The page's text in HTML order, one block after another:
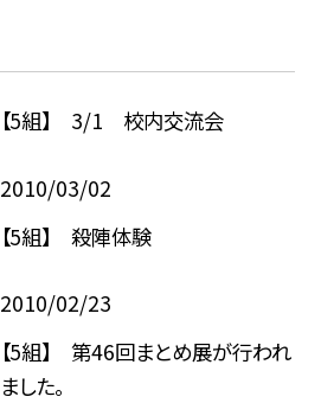
【5組】 3/1 校内交流会
2010/03/02
【5組】 殺陣体験
2010/02/23
【5組】 第46回まとめ展が行われ
ました。